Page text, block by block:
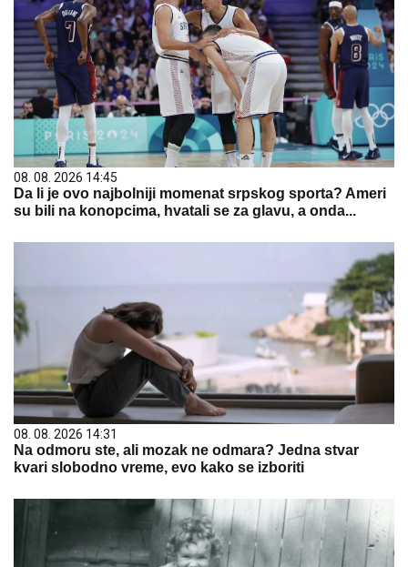
08. 08. 2026 14:45
Da li je ovo najbolniji momenat srpskog sporta? Ameri
su bili na konopcima, hvatali se za glavu, a onda...
08. 08. 2026 14:31
Na odmoru ste, ali mozak ne odmara? Jedna stvar
kvari slobodno vreme, evo kako se izboriti